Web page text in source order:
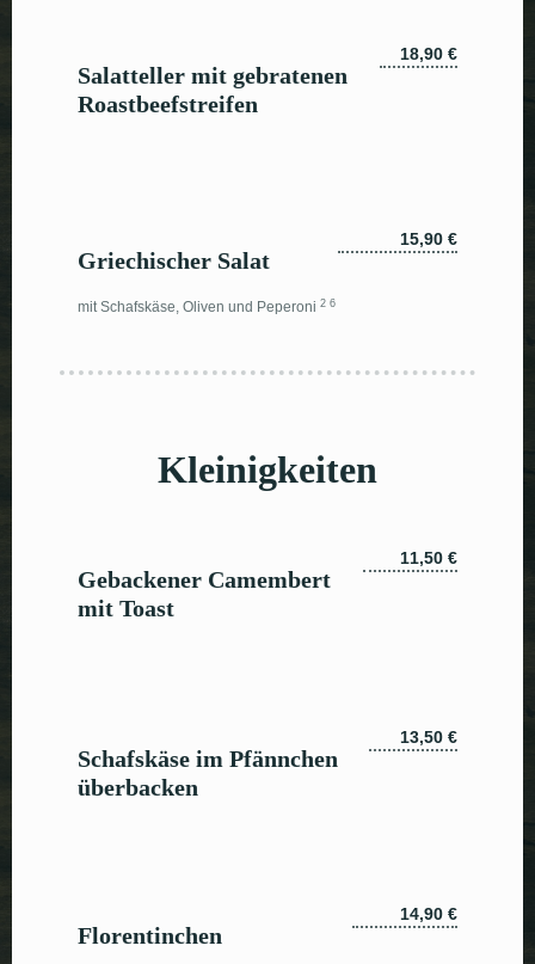
Salatteller mit gebratenen
Roastbeefstreifen
18,90 €
Griechischer Salat
mit Schafskäse, Oliven und Peperoni 2 6
15,90 €
Kleinigkeiten
Gebackener Camembert
mit Toast
11,50 €
Schafskäse im Pfännchen
überbacken
13,50 €
Florentinchen
14,90 €